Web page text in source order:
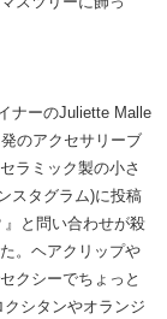
ナーのJuliette Malle
のアクセサリーブ
ラミック製の小さ
スタグラム)に投稿
と問い合わせが殺
。ヘアクリップや
クシーでちょっと
シタンやオランジ